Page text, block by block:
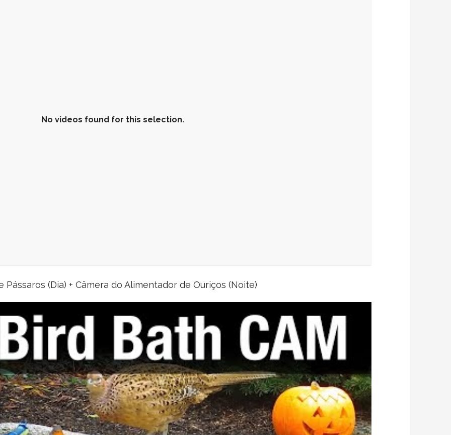
No videos found for this selection.
Pássaros (Dia) + Câmera do Alimentador de Ouriços (Noite)